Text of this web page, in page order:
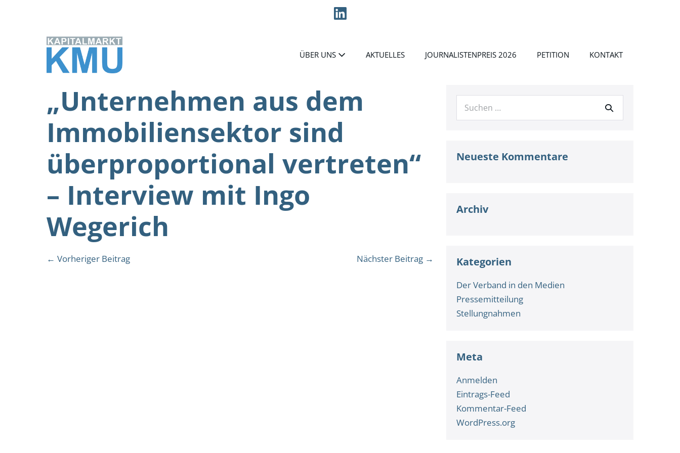
ÜBER UNS AKTUELLES JOURNALISTENPREIS 2026 PETITION KONTAKT
„Unternehmen aus dem
Immobiliensektor sind
überproportional vertreten“
– Interview mit Ingo
Wegerich
Beitragsnavigation
← Vorheriger Beitrag Nächster Beitrag →
Suche
Neueste Kommentare
Archiv
Kategorien
Der Verband in den Medien
Pressemitteilung
Stellungnahmen
Meta
Anmelden
Eintrags-Feed
Kommentar-Feed
WordPress.org